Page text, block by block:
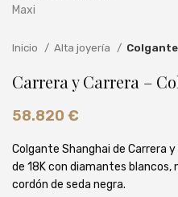
Inicio Alta joyería
Carrera y Carrera –
58.820 €
Colgante Shanghai de Carrera
de 18K con diamantes blancos,
cordón de seda negra.